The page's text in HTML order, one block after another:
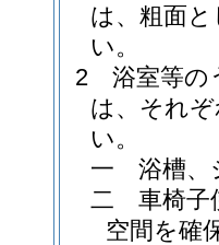
は、粗面
い。
2
浴室等の
は、それ
い。
一
浴槽、
二
車椅子
空間を確